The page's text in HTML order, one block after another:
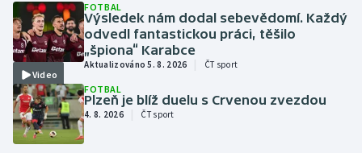
Video
FOTBAL
Výsledek nám dodal sebevědomí. Každý
odvedl fantastickou práci, těšilo
„špiona“ Karabce
Aktualizováno 5. 8. 2026 ČT sport
FOTBAL
Plzeň je blíž duelu s Crvenou zvezdou
4. 8. 2026 ČT sport